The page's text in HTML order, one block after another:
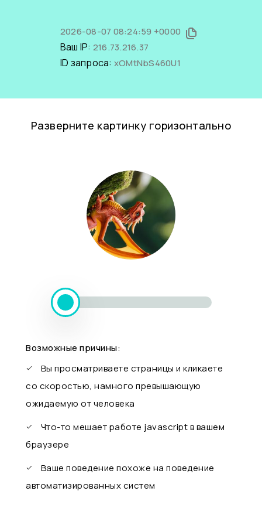
2026-08-07 08:24:59 +0000
Ваш IP: 216.73.216.37
ID запроса: xOMtNbS460U1
Разверните картинку горизонтально
Возможные причины:
Вы просматриваете страницы и кликаете
со скоростью, намного превышающую
ожидаемую от человека
Что-то мешает работе javascript в вашем
браузере
Ваше поведение похоже на поведение
автоматизированных систем